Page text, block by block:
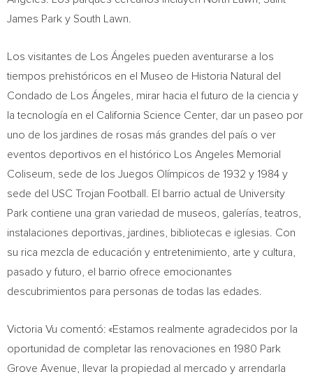
James Park y South Lawn.
Los visitantes de Los Ángeles pueden aventurarse a los
tiempos prehistóricos en el Museo de Historia Natural del
Condado de Los Ángeles, mirar hacia el futuro de la ciencia y
la tecnología en el California Science Center, dar un paseo por
uno de los jardines de rosas más grandes del país o ver
eventos deportivos en el histórico Los Angeles Memorial
Coliseum, sede de los Juegos Olímpicos de 1932 y 1984 y
sede del USC Trojan Football. El barrio actual de University
Park contiene una gran variedad de museos, galerías, teatros,
instalaciones deportivas, jardines, bibliotecas e iglesias. Con
su rica mezcla de educación y entretenimiento, arte y cultura,
pasado y futuro, el barrio ofrece emocionantes
descubrimientos para personas de todas las edades.
Victoria Vu comentó: «Estamos realmente agradecidos por la
oportunidad de completar las renovaciones en 1980 Park
Grove Avenue, llevar la propiedad al mercado y arrendarla